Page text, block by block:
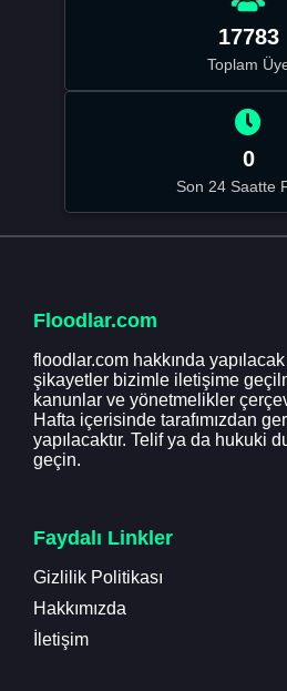
17783
Toplam
0
Son 24 Saatte
Floodlar.com
floodlar.com hakkında
şikayetler bizimle iletişime
kanunlar ve yönetmelikler
Hafta içerisinde tarafımızdan
yapılacaktır. Telif ya da hukuki
geçin.
Faydalı Linkler
Gizlilik Politikası
Hakkımızda
İletişim